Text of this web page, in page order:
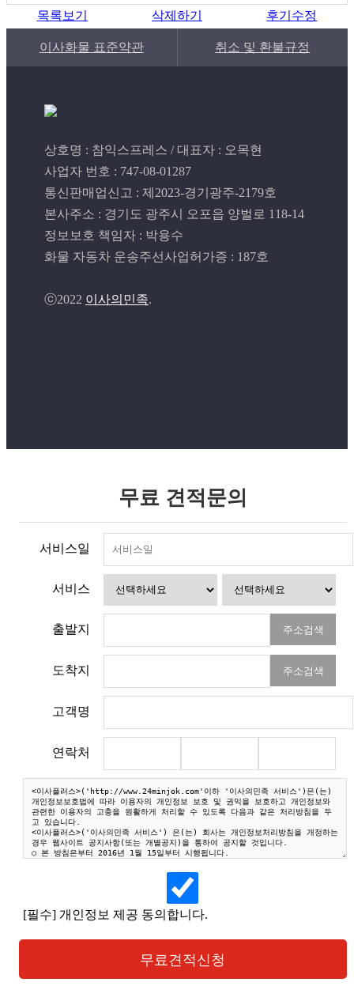
목록보기 삭제하기 후기수정
이사화물 표준약관 취소 및 환불규정
상호명 : 참익스프레스 / 대표자 : 오목현
사업자 번호 : 747-08-01287
통신판매업신고 : 제2023-경기광주-2179호
본사주소 : 경기도 광주시 오포읍 양벌로 118-14
정보보호 책임자 : 박용수
화물 자동차 운송주선사업허가증 : 187호
ⓒ2022 이사의민족.
무료 견적문의
서비스일
서비스
출발지 주소검색
도착지 주소검색
고객명
연락처
[필수] 개인정보 제공 동의합니다.
무료견적신청